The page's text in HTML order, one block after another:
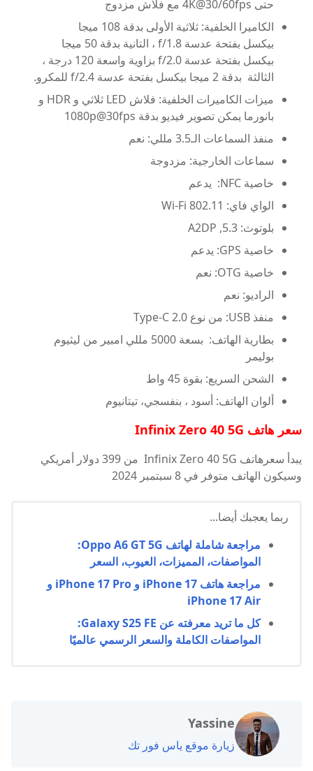
حتى 4K@30/60fps مع فلاش مزدوج
الكاميرا الخلفية: ثلاثية الأولى بدقة 108 ميجا
بيكسل بفتحة عدسة f/1.8 ، التانية بدقة 50 ميجا
بيكسل بفتحة عدسة f/2.0 بزاوية واسعة 120 درجة ،
الثالثة بدقة 2 ميجا بيكسل بفتحة عدسة f/2.4 للمكرو.
ميزات الكاميرات الخلفية: فلاش LED ثلاثي و HDR و
بانورما يمكن تصوير فيديو بدقة 1080p@30fps
منفذ السماعات الـ3.5 مللي: نعم
سماعات الخارجية: مزدوجة
خاصية NFC: يدعم
الواي فاي: Wi-Fi 802.11
بلوتوث: 5.3, A2DP
خاصية GPS: يدعم
خاصية OTG: نعم
الراديو: نعم
منفذ USB: من نوع Type-C 2.0
بطارية الهاتف: بسعة 5000 مللي امبير من ليثيوم
بوليمر
الشحن السريع: بقوة 45 واط
ألوان الهاتف: أسود ، بنفسجي، تيتانيوم
سعر هاتف Infinix Zero 40 5G
يبدأ سعرهاتف Infinix Zero 40 5G من 399 دولار أمريكي
وسيكون الهاتف متوفر في 8 سبتمبر 2024
ربما يعجبك أيضا...
مراجعة شاملة لهاتف Oppo A6 GT 5G:
المواصفات، المميزات، العيوب، السعر
مراجعة هاتف iPhone 17 و iPhone 17 Pro و
iPhone 17 Air
كل ما تريد معرفته عن Galaxy S25 FE:
المواصفات الكاملة والسعر الرسمي عالميًا
Yassine
زيارة موقع ياس فور تك